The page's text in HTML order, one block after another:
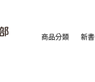
商品分類 新